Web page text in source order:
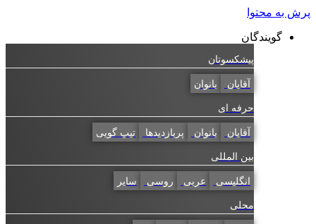
به محتوا
گویندگان
پیشکسوتان
بانوان
حرفه ای
بانوان پربازدیدها تیپ گویی
بین المللی
انگلیسی عربی روسی سایر
محلی